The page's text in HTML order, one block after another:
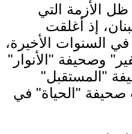
الأزمة التي
إذ أغلقت
السنوات الأخيرة،
وصحيفة "الأنوار"
"المستقبل"
صحيفة "الحياة" في